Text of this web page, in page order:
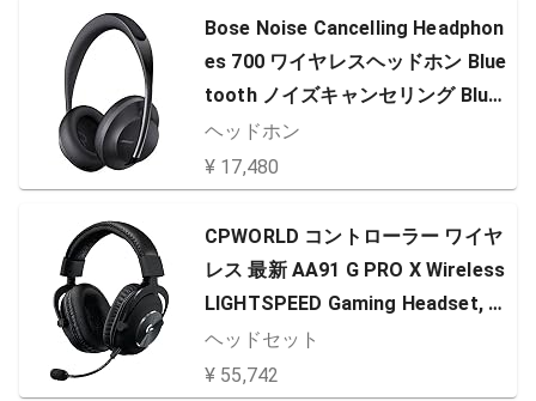
Bose Noise Cancelling Headphon
es 700 ワイヤレスヘッドホン Blue
tooth ノイズキャンセリング Bluet
ooth 接続 マイク付 最大20時間 再
生 タッチ操作 Amazon Alexa搭載
有線対応 トリプルブラック
ヘッドホン
¥ 17,480
CPWORLD コントローラー ワイヤ
レス 最新 AA91 G PRO X Wireless
LIGHTSPEED Gaming Headset, Bl
ue VO!CE Mic Filter Tech, 50 mm
ヘッドセット
¥ 55,742